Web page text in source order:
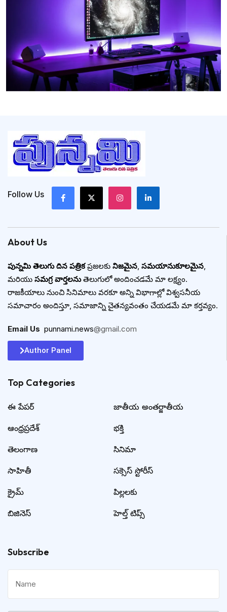
Follow Us
About Us
పున్నమి తెలుగు దిన పత్రికప్రజలకు నిజమైన, సమయానుకూలమైన,
మరియు సమగ్ర వార్తలనుతెలుగులో అందించడమే మా లక్ష్యం.
రాజకీయాలు నుంచి సినిమాలు వరకూ అన్ని విభాగాల్లో విశ్వసనీయ
సమాచారం అందిస్తూ, సమాజాన్ని చైతన్యవంతం చేయడమే మా కర్తవ్యం.
Email Us punnami.news@gmail.com
Author Panel
Top Categories​
ఈ పేపర్
ఆంధ్రప్రదేశ్
తెలంగాణ
సాహితీ
క్రైమ్
బిజినెస్
జాతీయ అంతర్జాతీయ
భక్తి
సినిమా
సక్సెస్ స్టోరీస్
పిల్లలకు
హెల్త్ టిప్స్
Subscribe